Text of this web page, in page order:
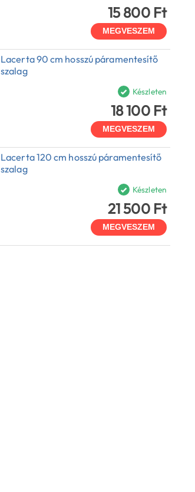
15 800 Ft
MEGVESZEM
Lacerta 90 cm hosszú páramentesítő
szalag
Készleten
18 100 Ft
MEGVESZEM
Lacerta 120 cm hosszú páramentesítő
szalag
Készleten
21 500 Ft
MEGVESZEM